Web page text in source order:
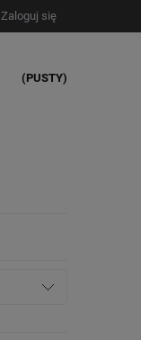
Zaloguj się
(PUSTY)